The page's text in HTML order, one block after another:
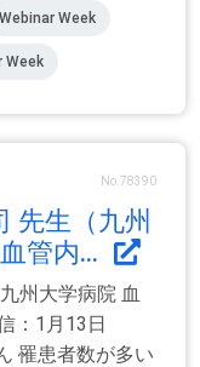
Webinar Week
Week
No.78390
先生（九州
管内...
州大学病院 血
：1月13日
罹患者数が多い